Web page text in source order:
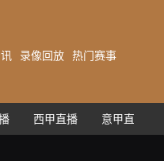
录像回放 热门赛事
西甲直播 意甲直播